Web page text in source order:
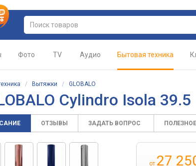
Фото TV Аудио Бытовая техника
/ Вытяжки / GLOBALO
Cylindro Isola 39.5
ОТЗЫВЫ ЗАДАТЬ ВОПРОС ПОЛЕЗНОЕ
от 27